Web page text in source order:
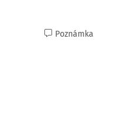
Poznámka